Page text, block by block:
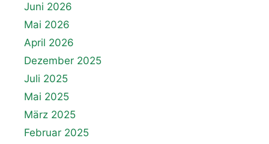
Juni 2026
Mai 2026
April 2026
Dezember 2025
Juli 2025
Mai 2025
März 2025
Februar 2025